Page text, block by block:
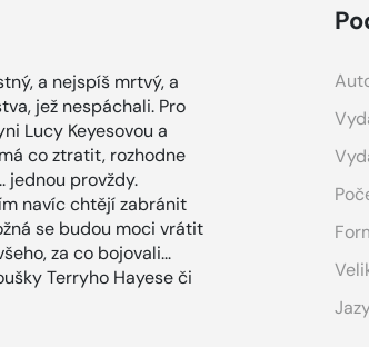
a nejspíš mrtvý, a
jež nespáchali. Pro
Lucy Keyesovou a
co ztratit, rozhodne
jednou provždy.
navíc chtějí zabránit
se budou moci vrátit
za co bojovali...
Terryho Hayese či